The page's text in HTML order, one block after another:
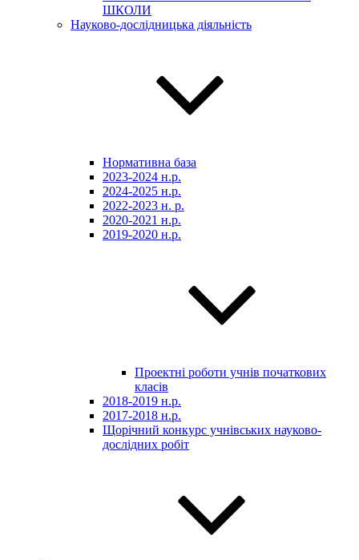
ШКОЛИ
Науково-дослідницька діяльність
Нормативна база
2023-2024 н.р.
2024-2025 н.р.
2022-2023 н. р.
2020-2021 н.р.
2019-2020 н.р.
Проектні роботи учнів початкових
класів
2018-2019 н.р.
2017-2018 н.р.
Щорічний конкурс учнівських науково-
дослідних робіт